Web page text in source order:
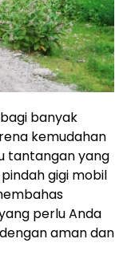
banyak
kemudahan
tantangan yang
gigi mobil
perlu Anda
aman dan